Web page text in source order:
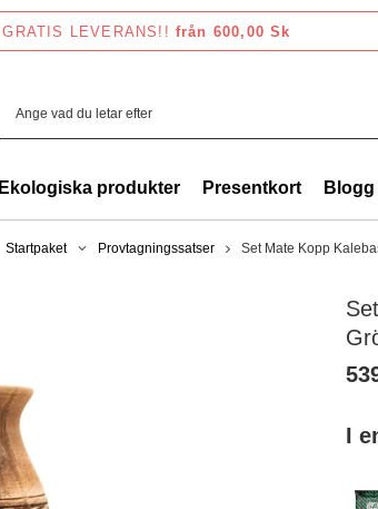
GRATIS LEVERANS!! från 600,00 Sk
Ekologiska produkter Presentkort Blogg
Startpaket Provtagningssatser Set Mate Kopp
I